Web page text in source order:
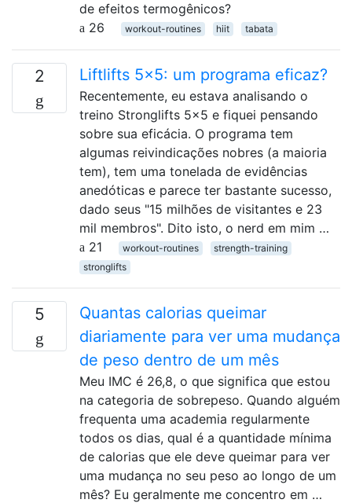
de efeitos termogênicos?
26
workout-routines hiit tabata
2 Liftlifts 5x5: um programa eficaz?
Recentemente, eu estava analisando o
treino Stronglifts 5x5 e fiquei pensando
sobre sua eficácia. O programa tem
algumas reivindicações nobres (a maioria
tem), tem uma tonelada de evidências
anedóticas e parece ter bastante sucesso,
dado seus "15 milhões de visitantes e 23
mil membros". Dito isto, o nerd em mim …
21
workout-routines
strength-training
stronglifts
5
Quantas calorias queimar
diariamente para ver uma mudança
de peso dentro de um mês
Meu IMC é 26,8, o que significa que estou
na categoria de sobrepeso. Quando alguém
frequenta uma academia regularmente
todos os dias, qual é a quantidade mínima
de calorias que ele deve queimar para ver
uma mudança no seu peso ao longo de um
mês? Eu geralmente me concentro em …